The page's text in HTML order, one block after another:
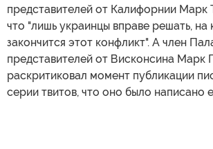
представителей от Калифорнии Марк
что "лишь украинцы вправе решать, на
закончится этот конфликт". А член
представителей от Висконсина Марк
раскритиковал момент публикации
серии твитов, что оно было написано